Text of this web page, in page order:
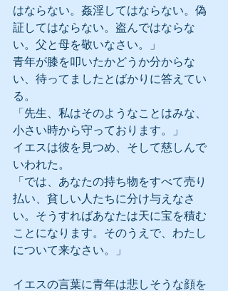
はならない。姦淫してはならない。偽
証してはならない。盗んではならな
い。父と母を敬いなさい。」
青年が膝を叩いたかどうか分からな
い、待ってましたとばかりに答えてい
る。
「先生、私はそのようなことはみな、
小さい時から守っております。」
イエスは彼を見つめ、そして慈しんで
いわれた。
「では、あなたの持ち物をすべて売り
払い、貧しい人たちに分け与えなさ
い。そうすればあなたは天に宝を積む
ことになります。そのうえで、わたし
について来なさい。」
イエスの言葉に青年は悲しそうな顔を